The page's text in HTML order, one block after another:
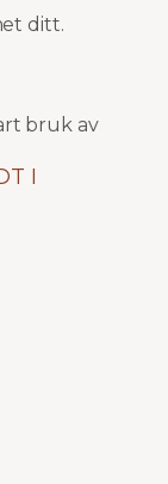
ditt.
bruk av
våre!
I